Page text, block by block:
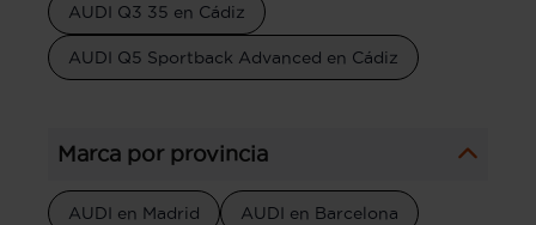
AUDI Q3 35 en Cádiz
AUDI Q5 Sportback Advanced en Cádiz
Marca por provincia
AUDI en Madrid AUDI en Barcelona